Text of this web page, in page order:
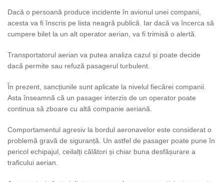
Dacă o persoană produce incidente în avionul unei companii,
acesta va fi înscris pe lista neagră publică. Iar dacă va încerca să
cumpere bilet la un alt operator aerian, va fi trimisă o alertă.
Transportatorul aerian va putea analiza cazul și poate decide
dacă permite sau refuză pasagerul turbulent.
În prezent, sancțiunile sunt aplicate la nivelul fiecărei companii.
Asta înseamnă că un pasager interzis de un operator poate
continua să zboare cu altă companie aeriană.
Comportamentul agresiv la bordul aeronavelor este considerat o
problemă gravă de siguranță. Un astfel de pasager poate pune în
pericol echipajul, ceilalți călători și chiar buna desfășurare a
traficului aerian.